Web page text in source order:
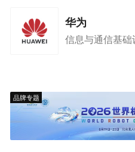
华为
信息与通信基
品牌专题